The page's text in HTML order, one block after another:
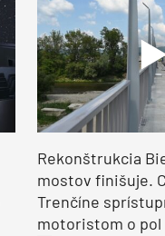
Rekonštrukcia
mostov finišuje.
Trenčíne
motoristom o pol